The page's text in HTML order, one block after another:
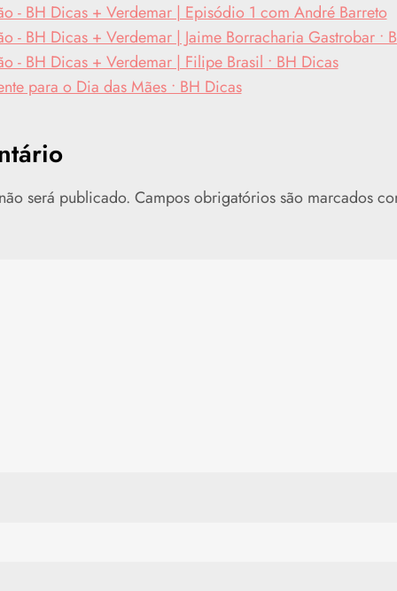
- BH Dicas + Verdemar | Episódio 1 com André Barreto
- BH Dicas + Verdemar | Jaime Borracharia Gastrobar •
- BH Dicas + Verdemar | Filipe Brasil • BH Dicas
para o Dia das Mães • BH Dicas
será publicado. Campos obrigatórios são marcados